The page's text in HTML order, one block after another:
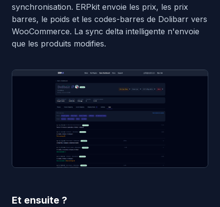
synchronisation. ERPkit envoie les prix, les prix
barres, le poids et les codes-barres de Dolibarr vers
WooCommerce. La sync delta intelligente n'envoie
que les produits modifies.
Et ensuite ?